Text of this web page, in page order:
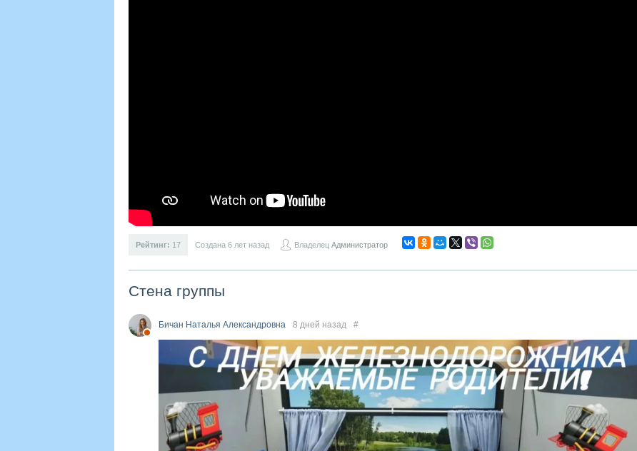
Рейтинг: 17 Создана 6 лет назад Владелец Администратор
Стена группы
Бичан Наталья Александровна 8 дней назад #